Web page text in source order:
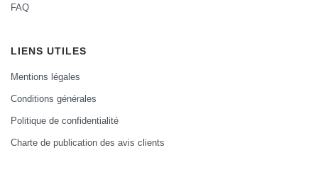
FAQ
LIENS UTILES
Mentions légales
Conditions générales
Politique de confidentialité
Charte de publication des avis clients